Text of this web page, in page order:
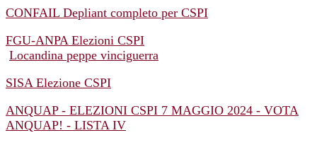
CONFAIL Depliant completo per CSPI
FGU-ANPA Elezioni CSPI
Locandina peppe vinciguerra
SISA Elezione CSPI
ANQUAP - ELEZIONI CSPI 7 MAGGIO 2024 - VOTA
ANQUAP! - LISTA IV